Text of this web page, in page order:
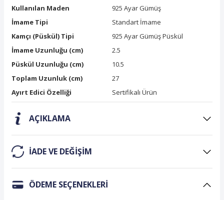
Kullanılan Maden
925 Ayar Gümüş
İmame Tipi
Standart İmame
Kamçı (Püskül) Tipi
925 Ayar Gümüş Püskül
İmame Uzunluğu (cm)
2.5
Püskül Uzunluğu (cm)
10.5
Toplam Uzunluk (cm)
27
Ayırt Edici Özelliği
Sertifikalı Ürün
AÇIKLAMA
IADE VE DEĞIŞIM
ÖDEME SEÇENEKLERI